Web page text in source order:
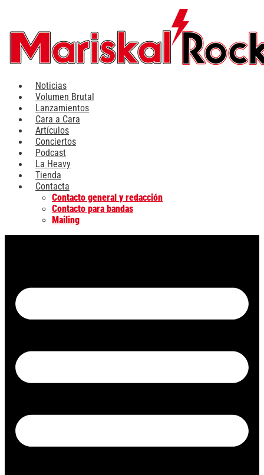
contenido
Noticias
Volumen Brutal
Lanzamientos
Cara a Cara
Artículos
Conciertos
Podcast
La Heavy
Tienda
Contacta
Contacto general y redacción
Contacto para bandas
Mailing